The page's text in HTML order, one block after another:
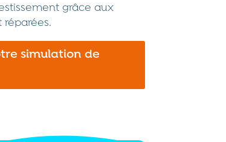
grâce aux
simulation de